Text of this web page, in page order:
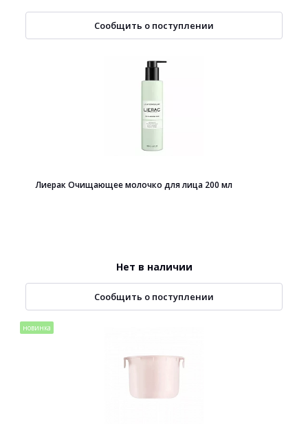
Сообщить о поступлении
Лиерак Очищающее молочко для лица 200 мл
Нет в наличии
Сообщить о поступлении
новинка